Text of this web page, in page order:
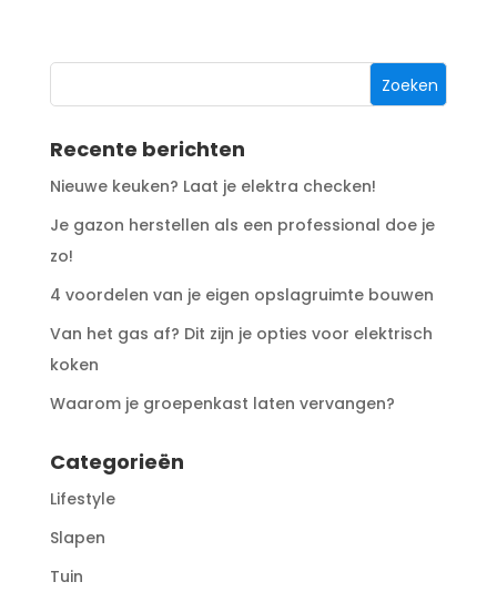
Recente berichten
Nieuwe keuken? Laat je elektra checken!
Je gazon herstellen als een professional doe je
zo!
4 voordelen van je eigen opslagruimte bouwen
Van het gas af? Dit zijn je opties voor elektrisch
koken
Waarom je groepenkast laten vervangen?
Categorieën
Lifestyle
Slapen
Tuin